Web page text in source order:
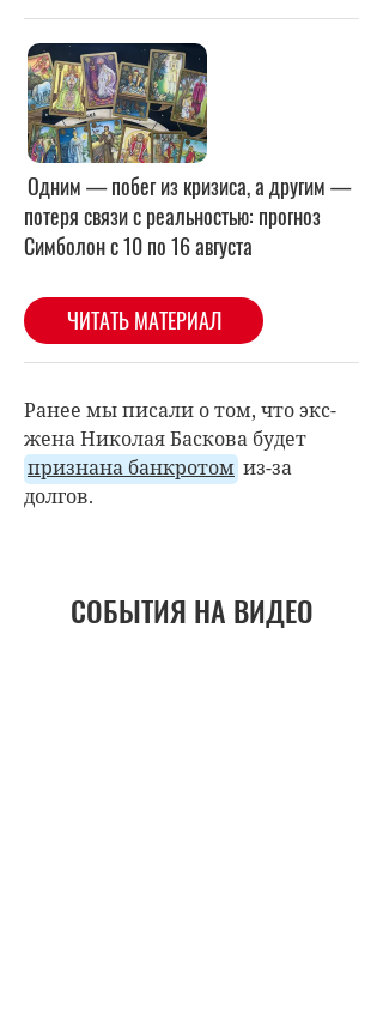
Ранее мы писали о том, что экс-
жена Николая Баскова будет
признана банкротом из-за
долгов.
СОБЫТИЯ НА ВИДЕО